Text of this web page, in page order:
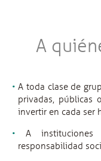
A
A toda clase de
privadas, públicas
invertir en cada ser
A
responsabilidad